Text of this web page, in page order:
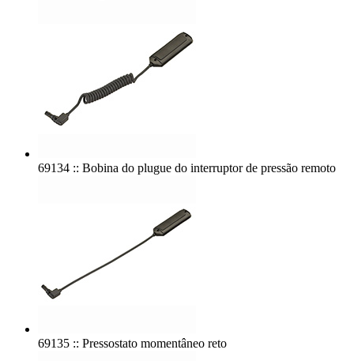
69134 :: Bobina do plugue do interruptor de pressão remoto
69135 :: Pressostato momentâneo reto